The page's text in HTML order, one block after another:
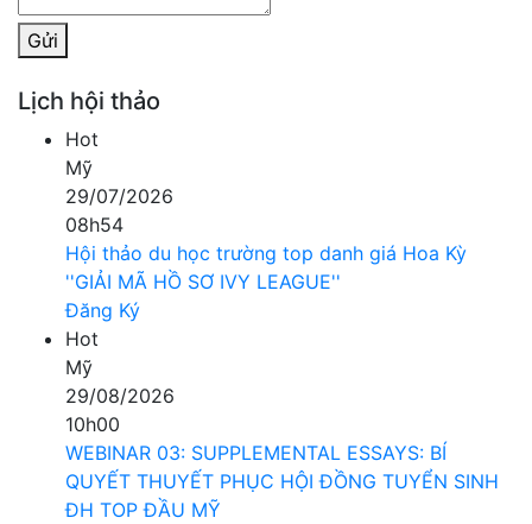
Gửi
Lịch hội thảo
Hot
Mỹ
29/07/2026
08h54
Hội thảo du học trường top danh giá Hoa Kỳ
''GIẢI MÃ HỒ SƠ IVY LEAGUE''
Đăng Ký
Hot
Mỹ
29/08/2026
10h00
WEBINAR 03: SUPPLEMENTAL ESSAYS: BÍ
QUYẾT THUYẾT PHỤC HỘI ĐỒNG TUYỂN SINH
ĐH TOP ĐẦU MỸ